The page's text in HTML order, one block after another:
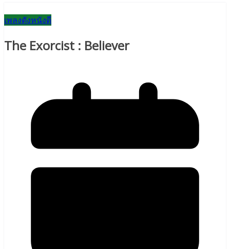
เพลงดังหนังดี
The Exorcist : Believer